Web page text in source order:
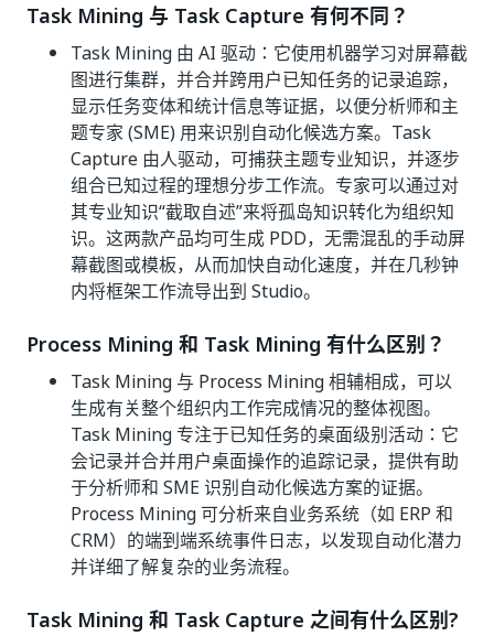
Task Mining 与 Task Capture 有何不同？
Task Mining 由 AI 驱动：它使用机器学习对屏幕截
图进行集群，并合并跨用户已知任务的记录追踪，
显示任务变体和统计信息等证据，以便分析师和主
题专家 (SME) 用来识别自动化候选方案。Task
Capture 由人驱动，可捕获主题专业知识，并逐步
组合已知过程的理想分步工作流。专家可以通过对
其专业知识“截取自述”来将孤岛知识转化为组织知
识。这两款产品均可生成 PDD，无需混乱的手动屏
幕截图或模板，从而加快自动化速度，并在几秒钟
内将框架工作流导出到 Studio。
Process Mining 和 Task Mining 有什么区别？
Task Mining 与 Process Mining 相辅相成，可以
生成有关整个组织内工作完成情况的整体视图。
Task Mining 专注于已知任务的桌面级别活动：它
会记录并合并用户桌面操作的追踪记录，提供有助
于分析师和 SME 识别自动化候选方案的证据。
Process Mining 可分析来自业务系统（如 ERP 和
CRM）的端到端系统事件日志，以发现自动化潜力
并详细了解复杂的业务流程。
Task Mining 和 Task Capture 之间有什么区别?